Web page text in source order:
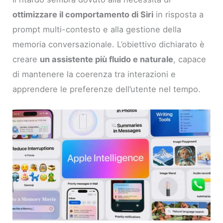
ottimizzare il comportamento di Siri in risposta a
prompt multi-contesto e alla gestione della
memoria conversazionale. L’obiettivo dichiarato è
creare un assistente più fluido e naturale, capace
di mantenere la coerenza tra interazioni e
apprendere le preferenze dell’utente nel tempo.